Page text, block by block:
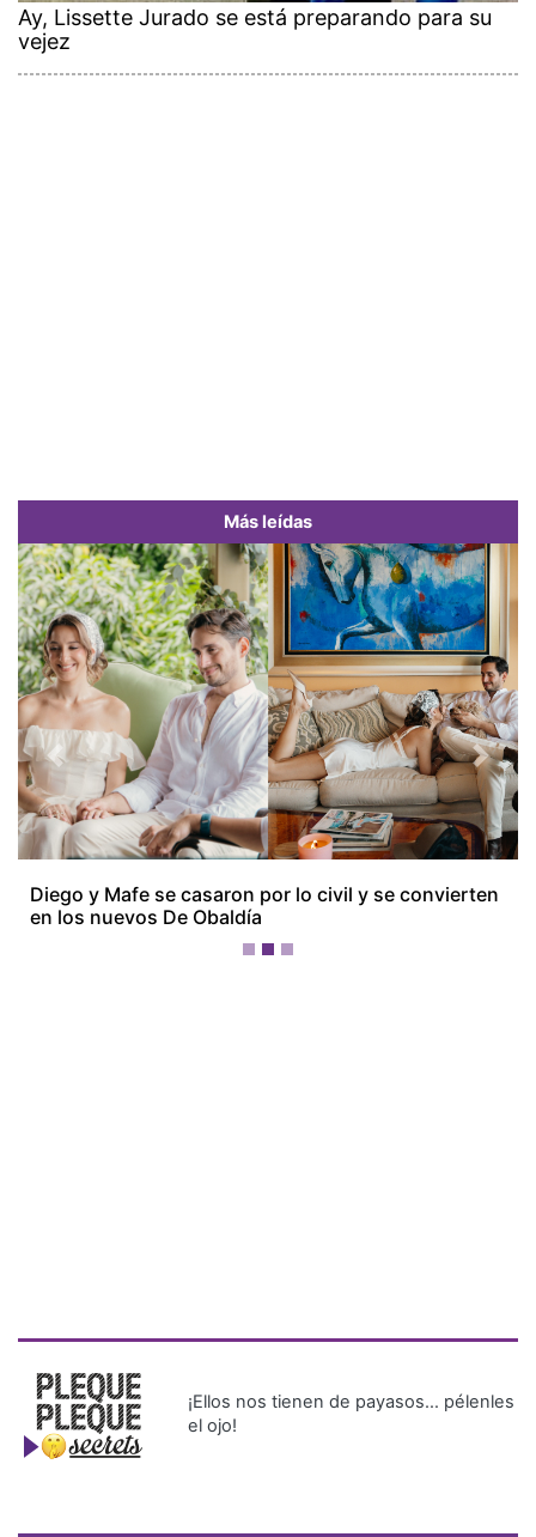
Ay, Lissette Jurado se está preparando para su
vejez
Más leídas
Diego y Mafe se casaron por lo civil y se convierten
en los nuevos De Obaldía
Previous Next
¡Ellos nos tienen de payasos… pélenles
el ojo!